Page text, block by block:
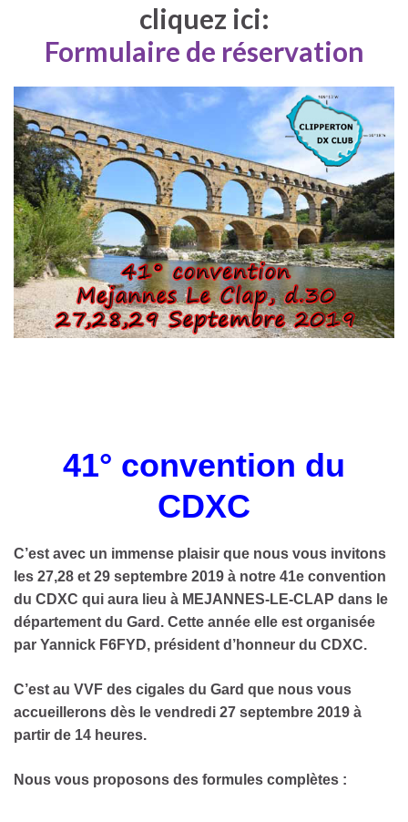
cliquez ici:
Formulaire de réservation
41° convention du
CDXC
C’est avec un immense plaisir que nous vous invitons
les 27,28 et 29 septembre 2019 à notre 41e convention
du CDXC qui aura lieu à MEJANNES-LE-CLAP dans le
département du Gard. Cette année elle est organisée
par Yannick F6FYD, président d’honneur du CDXC.
C’est au VVF des cigales du Gard que nous vous
accueillerons dès le vendredi 27 septembre 2019 à
partir de 14 heures.
Nous vous proposons des formules complètes :